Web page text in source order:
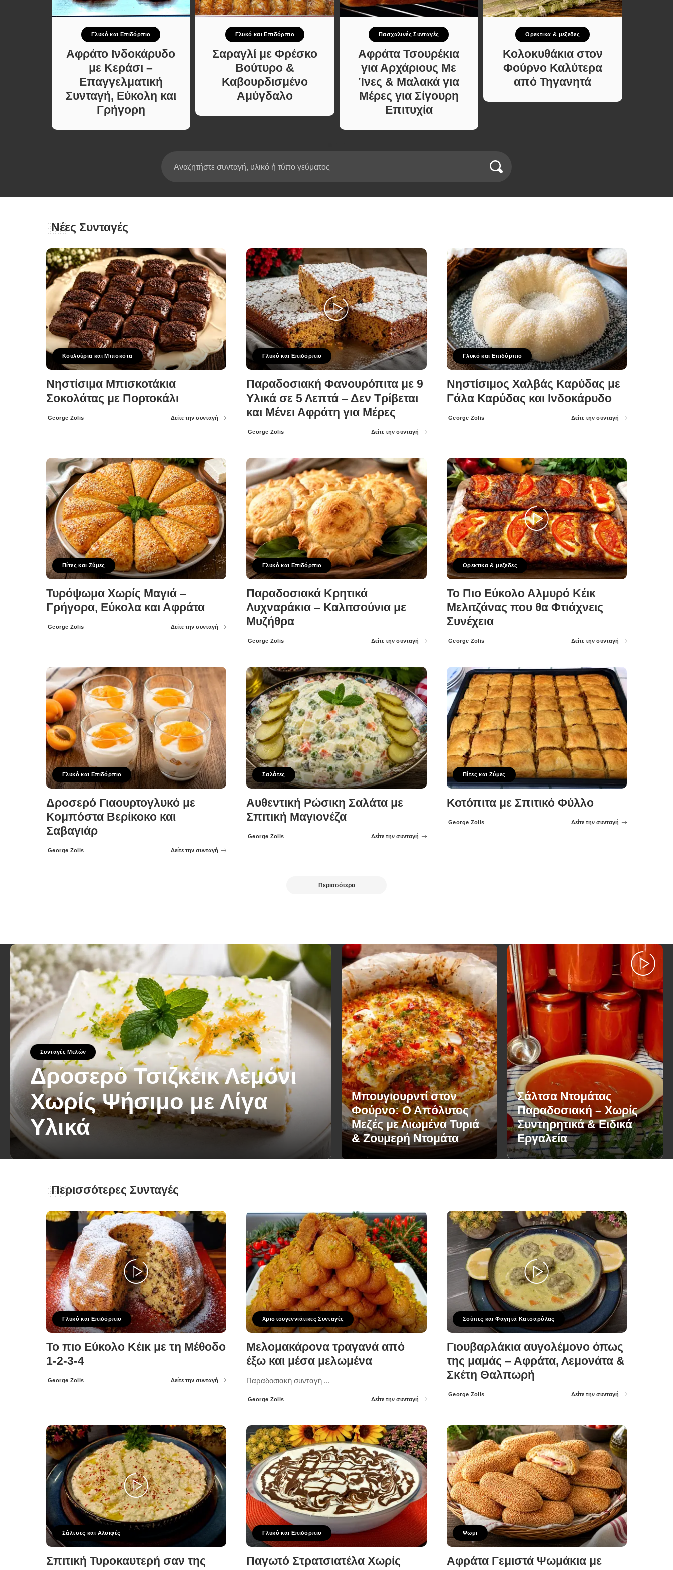
Κυρίως πιάτο
Κρέας
Ζυμαρικά
Σαλάτες
Σνακ
Σούπες και Φαγητά
Κατσαρόλας
Σούπες και Φαγητά
Χορτοφαγικές
Συνταγές Μελών
Γλυκό και Επιδόρπιο
Αφράτο Ινδοκάρυδο
με Κεράσι –
Επαγγελματική
Συνταγή, Εύκολη και
Γρήγορη
Γλυκό και Επιδόρπιο
Σαραγλί με Φρέσκο
Βούτυρο &
Καβουρδισμένο
Αμύγδαλο
Πασχαλινές Συνταγές
Αφράτα Τσουρέκια
για Αρχάριους Με
Ίνες & Μαλακά για
Μέρες για Σίγουρη
Επιτυχία
Ορεκτικα & μεζεδες
Κολοκυθάκια στον
Φούρνο Καλύτερα
από Τηγανητά
Νέες Συνταγές
Κουλούρια και Μπισκότα
Νηστίσιμα Μπισκοτάκια
Σοκολάτας με Πορτοκάλι
Posted
George Zolis Δείτε την συνταγή
Γλυκό και Επιδόρπιο
Παραδοσιακή Φανουρόπιτα με 9
Υλικά σε 5 Λεπτά – Δεν Τρίβεται
και Μένει Αφράτη για Μέρες
Posted
George Zolis Δείτε την συνταγή
Γλυκό και Επιδόρπιο
Νηστίσιμος Χαλβάς Καρύδας με
Γάλα Καρύδας και Ινδοκάρυδο
Posted
George Zolis Δείτε την συνταγή
Πίτες και Ζύμες
Τυρόψωμα Χωρίς Μαγιά –
Γρήγορα, Εύκολα και Αφράτα
Posted
George Zolis Δείτε την συνταγή
Γλυκό και Επιδόρπιο
Παραδοσιακά Κρητικά
Λυχναράκια – Καλιτσούνια με
Μυζήθρα
Posted
George Zolis Δείτε την συνταγή
Ορεκτικα & μεζεδες
Το Πιο Εύκολο Αλμυρό Κέικ
Μελιτζάνας που θα Φτιάχνεις
Συνέχεια
Posted
George Zolis Δείτε την συνταγή
Γλυκό και Επιδόρπιο
Δροσερό Γιαουρτογλυκό με
Κομπόστα Βερίκοκο και
Σαβαγιάρ
Posted
George Zolis Δείτε την συνταγή
Σαλάτες
Αυθεντική Ρώσικη Σαλάτα με
Σπιτική Μαγιονέζα
Posted
George Zolis Δείτε την συνταγή
Πίτες και Ζύμες
Κοτόπιτα με Σπιτικό Φύλλο
Posted
George Zolis Δείτε την συνταγή
Περισσότερα
Συνταγές Μελών
Δροσερό Τσιζκέικ Λεμόνι
Χωρίς Ψήσιμο με Λίγα
Υλικά
Posted
George Zolis
Μπουγιουρντί στον
Φούρνο: Ο Απόλυτος
Μεζές με Λιωμένα Τυριά
& Ζουμερή Ντομάτα
Σάλτσα Ντομάτας
Παραδοσιακή – Χωρίς
Συντηρητικά & Ειδικά
Εργαλεία
Περισσότερες Συνταγές
Γλυκό και Επιδόρπιο
Το πιο Εύκολο Κέικ με τη Μέθοδο
1-2-3-4
Posted
George Zolis Δείτε την συνταγή
Χριστουγεννιάτικες Συνταγές
Μελομακάρονα τραγανά από
έξω και μέσα μελωμένα
Παραδοσιακή συνταγή ...
Posted
George Zolis Δείτε την συνταγή
Σούπες και Φαγητά Κατσαρόλας
Γιουβαρλάκια αυγολέμονο όπως
της μαμάς – Αφράτα, Λεμονάτα &
Σκέτη Θαλπωρή
Posted
George Zolis Δείτε την συνταγή
Σάλτσες και Αλοιφές
Σπιτική Τυροκαυτερή σαν της
Γλυκό και Επιδόρπιο
Παγωτό Στρατσιατέλα Χωρίς
Ψωμι
Αφράτα Γεμιστά Ψωμάκια με